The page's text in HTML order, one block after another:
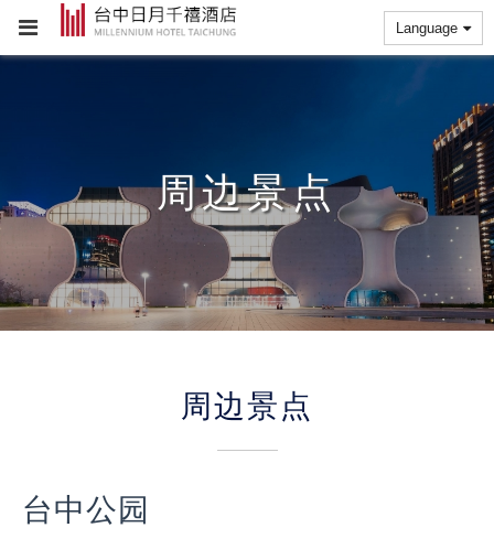
Language
周边景点
周边景点
台中公园